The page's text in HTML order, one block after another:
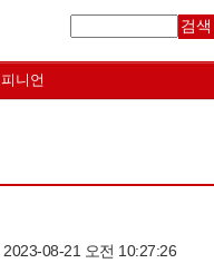
검색
니언
2023-08-21 오전 10:27:26